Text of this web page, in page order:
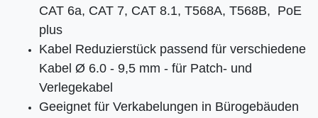
CAT 6a, CAT 7, CAT 8.1, T568A, T568B, PoE
plus
Kabel Reduzierstück passend für verschiedene
Kabel Ø 6.0 - 9,5 mm - für Patch- und
Verlegekabel
Geeignet für Verkabelungen in Bürogebäuden